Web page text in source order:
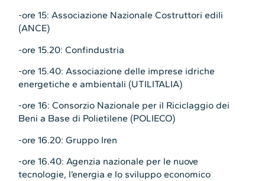
-ore 15: Associazione Nazionale Costruttori edili
(ANCE)
-ore 15.20: Confindustria
-ore 15.40: Associazione delle imprese idriche
energetiche e ambientali (UTILITALIA)
-ore 16: Consorzio Nazionale per il Riciclaggio dei
Beni a Base di Polietilene (POLIECO)
-ore 16.20: Gruppo Iren
-ore 16.40: Agenzia nazionale per le nuove
tecnologie, l’energia e lo sviluppo economico